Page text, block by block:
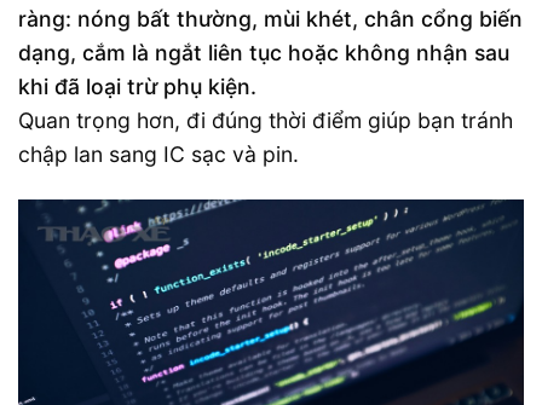
ràng: nóng bất thường, mùi khét, chân cổng biến
dạng, cắm là ngắt liên tục hoặc không nhận sau
khi đã loại trừ phụ kiện.
Quan trọng hơn, đi đúng thời điểm giúp bạn tránh
chập lan sang IC sạc và pin.